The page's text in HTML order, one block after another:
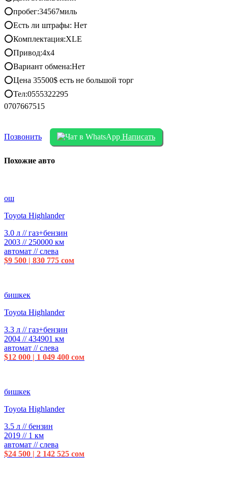
⭕️пробег:34567миль
⭕️Есть ли штрафы: Нет
⭕️Комплектация:XLE
⭕️Привод:4х4
⭕️Вариант обмена:Нет
⭕️Цена 35500$ есть не большой торг
⭕️Тел:0555322295
0707667515
Позвонить Написать
Похожие авто
ош
Toyota Highlander
3.0 л // газ+бензин
2003 // 250000 км
автомат // слева
$9 500 | 830 775 сом
бишкек
Toyota Highlander
3.3 л // газ+бензин
2004 // 434901 км
автомат // слева
$12 000 | 1 049 400 сом
бишкек
Toyota Highlander
3.5 л // бензин
2019 // 1 км
автомат // слева
$24 500 | 2 142 525 сом